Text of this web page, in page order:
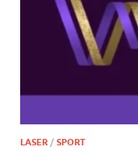
LASER / SPORT